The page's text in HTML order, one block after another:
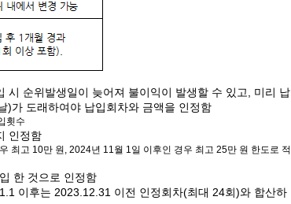
순위발생일이 늦어져 불이익이 발생할 수 있고, 미리 납
)가 도래하여야 납입회차와 금액을 인정함
횟수
인정함
고 10만 원, 2024년 11월 1일 이후인 경우 최고 25만 원 한도로 적
한 것으로 인정함
이후는 2023.12.31 이전 인정회차(최대 24회)와 합산하